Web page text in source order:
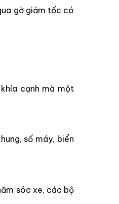
gờ giảm tốc có
cạnh mà một
số máy, biển
sóc xe, các bộ